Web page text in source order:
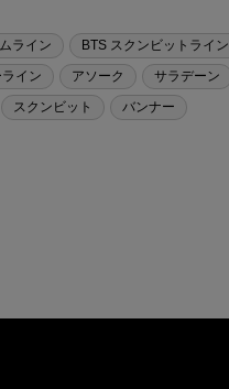
ライン
BTS スクンビットライン
イン
アソーク
サラデーン
スクンビット
バンナー